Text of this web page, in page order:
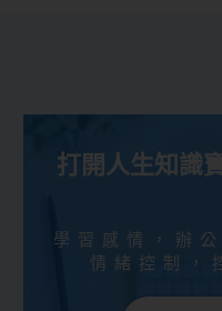
打開人生知識
學習感情，辦
情緒控制，